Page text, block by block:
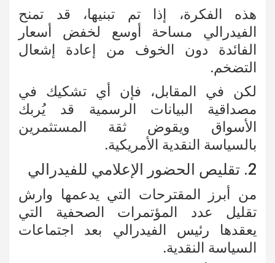
هذه الفكرة، إذا تم تبنيها، قد تمنح
الفيدرالي مساحة أوسع لخفض أسعار
الفائدة دون الخوف من إعادة إشعال
التضخم.
لكن في المقابل، فإن أي تشكيك في
مصداقية البيانات الرسمية قد يُربك
الأسواق ويقوض ثقة المستثمرين
بالسياسة النقدية الأمريكية.
2. تقليص الحضور الإعلامي للفيدرالي
من أبرز المقترحات التي يدعمها وارش
تقليل عدد المؤتمرات الصحفية التي
يعقدها رئيس الفيدرالي بعد اجتماعات
السياسة النقدية.